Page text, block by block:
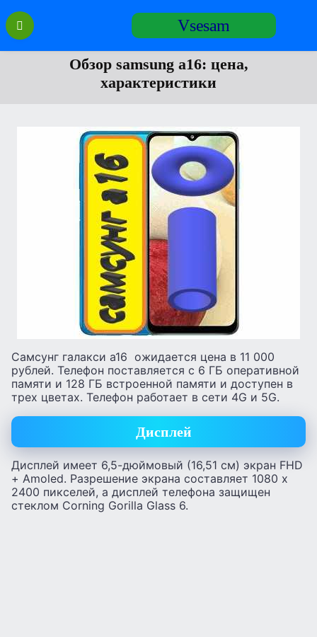
Перейти
Vsesam
Обзор samsung a16: цена,
характеристики
Самсунг галакси а16 ожидается цена в 11 000
рублей. Телефон поставляется с 6 ГБ оперативной
памяти и 128 ГБ встроенной памяти и доступен в
трех цветах. Телефон работает в сети 4G и 5G.
Дисплей
Дисплей имеет 6,5-дюймовый (16,51 см) экран FHD
+ Amoled. Разрешение экрана составляет 1080 x
2400 пикселей, а дисплей телефона защищен
стеклом Corning Gorilla Glass 6.